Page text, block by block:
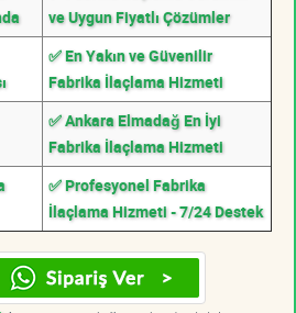
ve Uygun Fiyatlı Çözümler
✅ En Yakın ve Güvenilir
Fabrika İlaçlama Hizmeti
✅ Ankara Elmadağ En İyi
Fabrika İlaçlama Hizmeti
✅ Profesyonel Fabrika
İlaçlama Hizmeti - 7/24 Destek